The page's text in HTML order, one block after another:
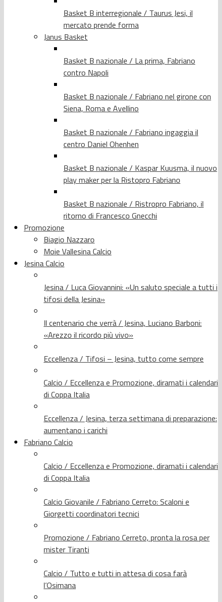
Basket B interregionale / Taurus Jesi, il
mercato prende forma
Janus Basket
Basket B nazionale / La prima, Fabriano
contro Napoli
Basket B nazionale / Fabriano nel girone con
Siena, Roma e Avellino
Basket B nazionale / Fabriano ingaggia il
centro Daniel Ohenhen
Basket B nazionale / Kaspar Kuusma, il nuovo
play maker per la Ristopro Fabriano
Basket B nazionale / Ristropro Fabriano, il
ritorno di Francesco Gnecchi
Promozione
Biagio Nazzaro
Moie Vallesina Calcio
Jesina Calcio
Jesina / Luca Giovannini: «Un saluto speciale a tutti i
tifosi della Jesina»
Il centenario che verrà / Jesina, Luciano Barboni:
«Arezzo il ricordo più vivo»
Eccellenza / Tifosi – Jesina, tutto come sempre
Calcio / Eccellenza e Promozione, diramati i calendari
di Coppa Italia
Eccellenza / Jesina, terza settimana di preparazione:
aumentano i carichi
Fabriano Calcio
Calcio / Eccellenza e Promozione, diramati i calendari
di Coppa Italia
Calcio Giovanile / Fabriano Cerreto: Scaloni e
Giorgetti coordinatori tecnici
Promozione / Fabriano Cerreto, pronta la rosa per
mister Tiranti
Calcio / Tutto e tutti in attesa di cosa farà
l’Osimana